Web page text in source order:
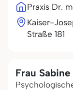
Praxis Dr.
Kaiser-
Straße 181
Frau